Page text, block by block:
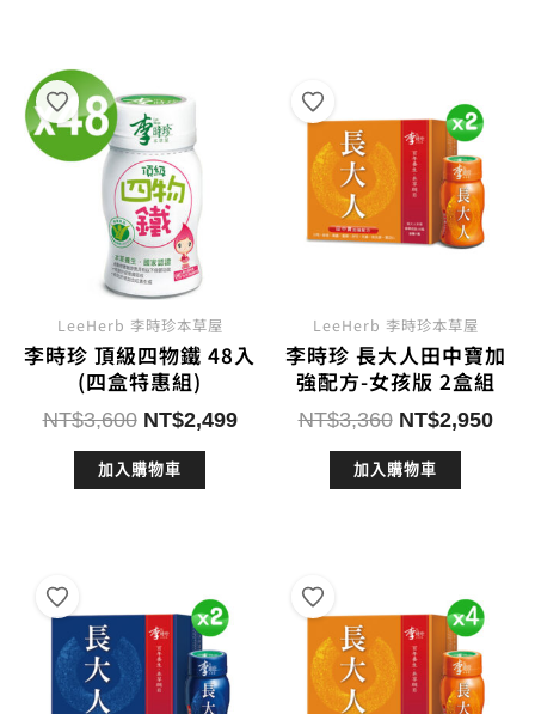
LeeHerb 李時珍本草屋
李時珍 頂級四物鐵 48入
(四盒特惠組)
NT$3,600 原
始
價
NT$2,499目
加入購物車
LeeHerb 李時珍本草屋
李時珍 長大人田中寶加
強配方-女孩版 2盒組
NT$3,360 原
始
價
NT$2,950目
加入購物車